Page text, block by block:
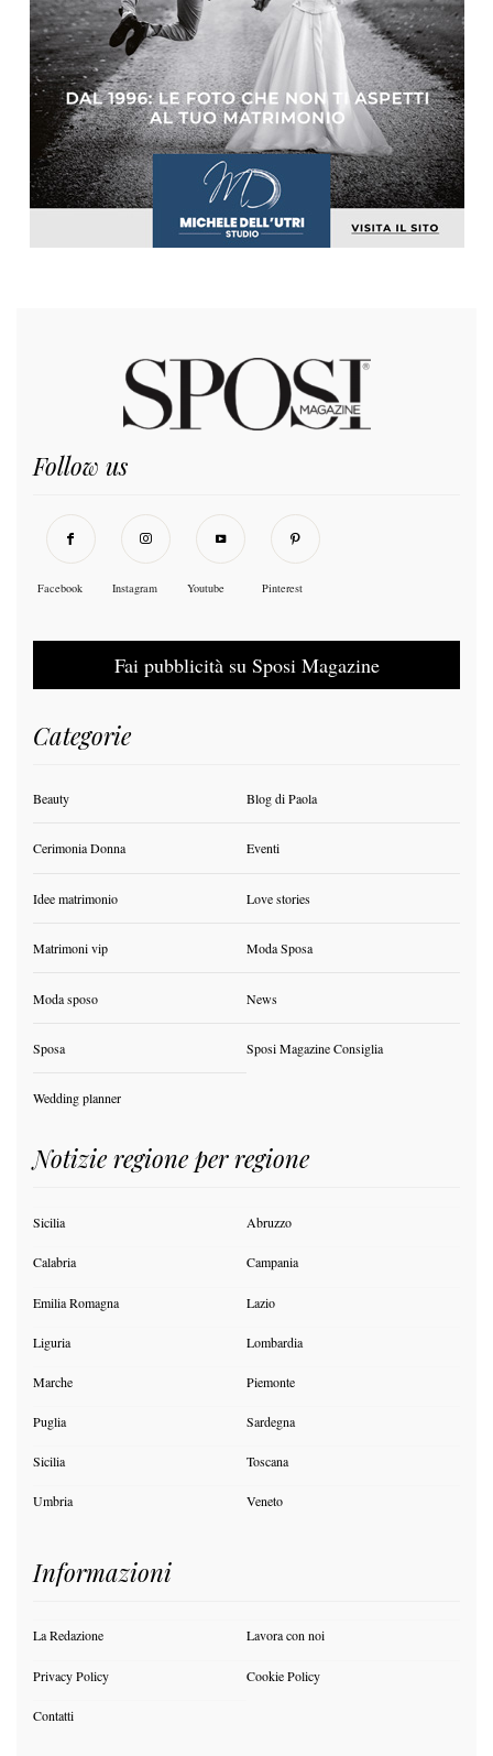
Follow us
Facebook Instagram Youtube Pinterest
Fai pubblicità su Sposi Magazine
Categorie
Beauty Blog di Paola
Cerimonia Donna Eventi
Idee matrimonio Love stories
Matrimoni vip Moda Sposa
Moda sposo News
Sposa Sposi Magazine Consiglia
Wedding planner
Notizie regione per regione
Sicilia Abruzzo
Calabria Campania
Emilia Romagna Lazio
Liguria Lombardia
Marche Piemonte
Puglia Sardegna
Sicilia Toscana
Umbria Veneto
Informazioni
La Redazione Lavora con noi
Privacy Policy Cookie Policy
Contatti